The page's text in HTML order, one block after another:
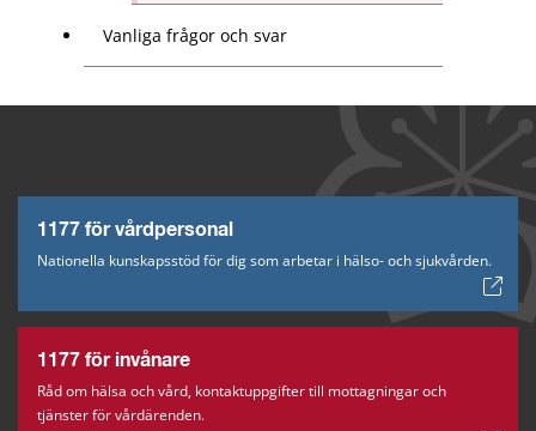
Vanliga frågor och svar
1177 för vårdpersonal
Nationella kunskapsstöd för dig som arbetar i hälso- och sjukvården.
1177 för invånare
Råd om hälsa och vård, kontaktuppgifter till mottagningar och
tjänster för vårdärenden.